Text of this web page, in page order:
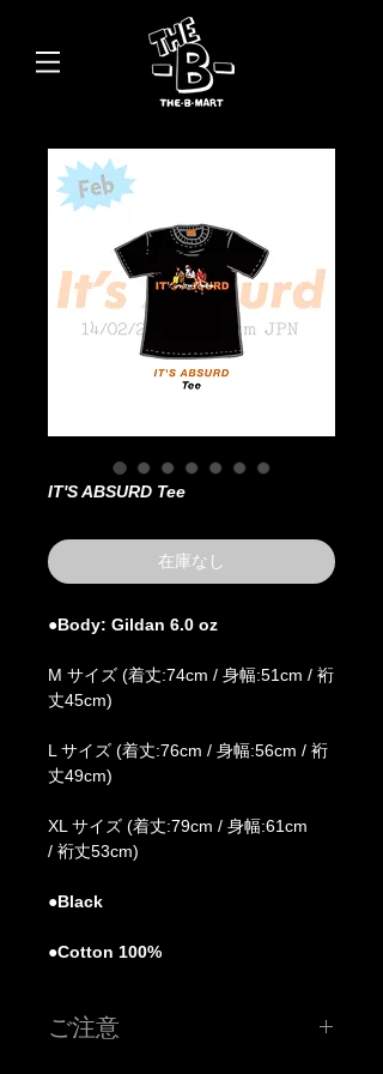
IT'S ABSURD Tee
在庫なし
●Body: Gildan 6.0 oz
M サイズ (着丈:74cm / 身幅:51cm / 裄
丈45cm)
L サイズ (着丈:76cm / 身幅:56cm / 裄
丈49cm)
XL サイズ (着丈:79cm / 身幅:61cm
/ 裄丈53cm)
●Black
●Cotton 100%
ご注意